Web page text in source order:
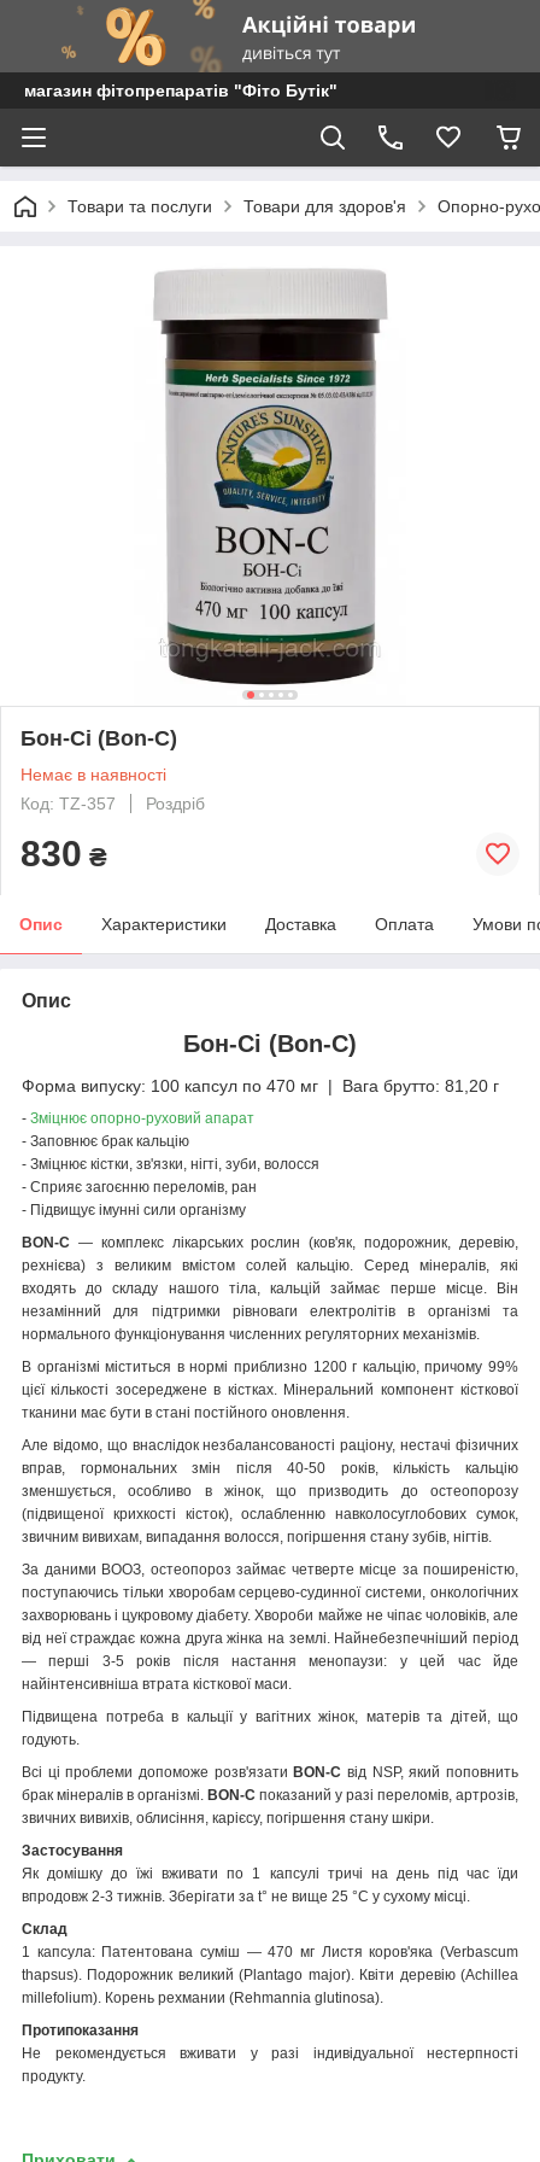
магазин фітопрепаратів "Фіто Бутік"
Товари та послуги Товари для здоров'я Опорно-
Бон-Сі (Bon-C)
Немає в наявності
Код: TZ-357
Роздріб
830 ₴
Опис Характеристики Доставка Оплата Умови
Опис
Бон-Сі (Bon-C)
Форма випуску: 100 капсул по 470 мг | Вага брутто: 81,20 г
- Зміцнює опорно-руховий апарат
- Заповнює брак кальцію
- Зміцнює кістки, зв'язки, нігті, зуби, волосся
- Сприяє загоєнню переломів, ран
- Підвищує імунні сили організму
BON-C — комплекс лікарських рослин (ков'як, подорожник, деревію,
рехнієва) з великим вмістом солей кальцію. Серед мінералів, які
входять до складу нашого тіла, кальцій займає перше місце. Він
незамінний для підтримки рівноваги електролітів в організмі та
нормального функціонування численних регуляторних механізмів.
В організмі міститься в нормі приблизно 1200 г кальцію, причому 99%
цієї кількості зосереджене в кістках. Мінеральний компонент кісткової
тканини має бути в стані постійного оновлення.
Але відомо, що внаслідок незбалансованості раціону, нестачі фізичних
вправ, гормональних змін після 40-50 років, кількість кальцію
зменшується, особливо в жінок, що призводить до остеопорозу
(підвищеної крихкості кісток), ослабленню навколосуглобових сумок,
звичним вивихам, випадання волосся, погіршення стану зубів, нігтів.
За даними ВООЗ, остеопороз займає четверте місце за поширеністю,
поступаючись тільки хворобам серцево-судинної системи, онкологічних
захворювань і цукровому діабету. Хвороби майже не чіпає чоловіків, але
від неї страждає кожна друга жінка на землі. Найнебезпечніший період
— перші 3-5 років після настання менопаузи: у цей час йде
найінтенсивніша втрата кісткової маси.
Підвищена потреба в кальції у вагітних жінок, матерів та дітей, що
годують.
Всі ці проблеми допоможе розв'язати BON-C від NSP, який поповнить
брак мінералів в організмі. BON-C показаний у разі переломів, артрозів,
звичних вивихів, облисіння, карієсу, погіршення стану шкіри.
Застосування
Як домішку до їжі вживати по 1 капсулі тричі на день під час їди
впродовж 2-3 тижнів. Зберігати за t° не вище 25 °C у сухому місці.
Склад
1 капсула: Патентована суміш — 470 мг Листя коров'яка (Verbascum
thapsus). Подорожник великий (Plantago major). Квіти деревію (Achillea
millefolium). Корень рехмании (Rehmannia glutinosa).
Протипоказання
Не рекомендується вживати у разі індивідуальної нестерпності
продукту.